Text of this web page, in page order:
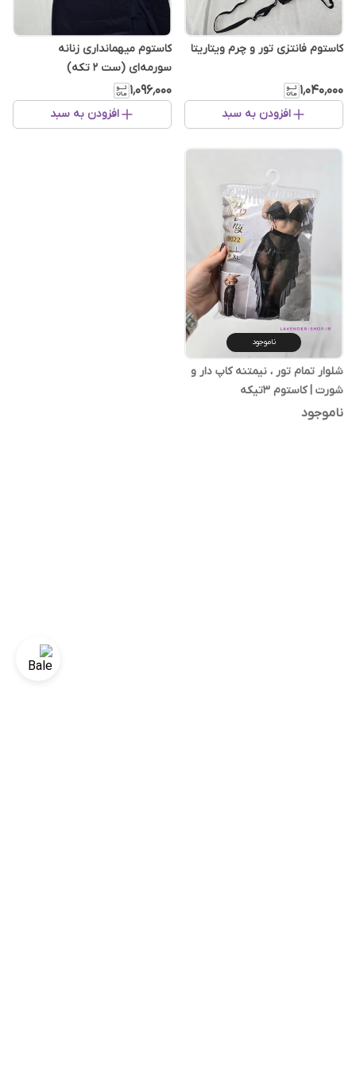
کاستوم فانتزی تور و چرم ویتاریتا
۱٬۰۴۰٬۰۰۰
افزودن به سبد
کاستوم میهمانداری زنانه
سورمه‌ای (ست ۲ تکه)
۱٬۰۹۶٬۰۰۰
افزودن به سبد
ناموجود
شلوار تمام تور ، نیمتنه کاپ دار و
شورت | کاستوم ۳تیکه
ناموجود